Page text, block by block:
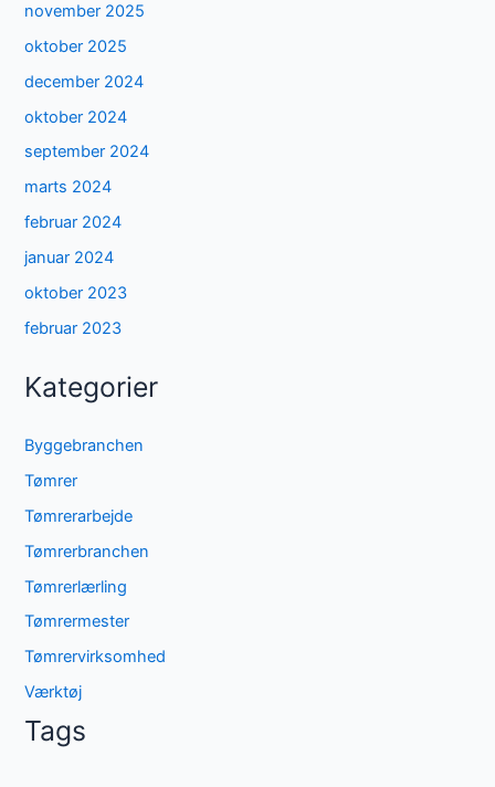
november 2025
oktober 2025
december 2024
oktober 2024
september 2024
marts 2024
februar 2024
januar 2024
oktober 2023
februar 2023
Kategorier
Byggebranchen
Tømrer
Tømrerarbejde
Tømrerbranchen
Tømrerlærling
Tømrermester
Tømrervirksomhed
Værktøj
Tags